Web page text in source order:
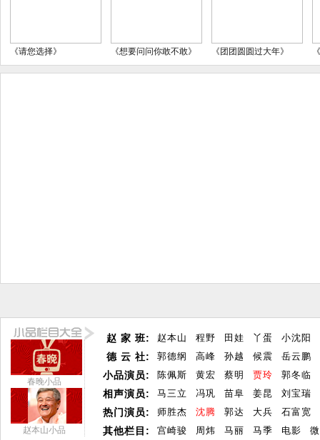
《请您选择》 《想要问问你敢不敢》 《团团圆圆过大年》
春晚小品
赵本山小品
赵 家 班:
德 云 社:
小品演员:
相声演员:
热门演员:
其他栏目:
赵本山 程野 田娃 丫蛋
小沈阳
郭德纲
高峰 孙越 候震
岳云鹏
陈佩斯
黄宏 蔡明 贾玲
郭冬临
马三立
冯巩 苗阜 姜昆
刘宝瑞
师胜杰
沈腾 郭达 大兵
石富宽
宫崎骏
周炜 马丽 马季 电影